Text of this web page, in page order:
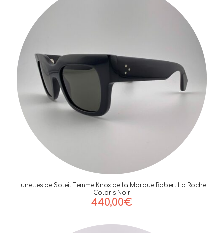
Lunettes de Soleil Femme Knox de la Marque Robert La Roche
Coloris Noir
440,00€